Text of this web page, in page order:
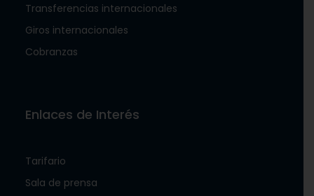
Transferencias internacionales
Giros internacionales
Cobranzas
Enlaces de Interés
Tarifario
Sala de prensa